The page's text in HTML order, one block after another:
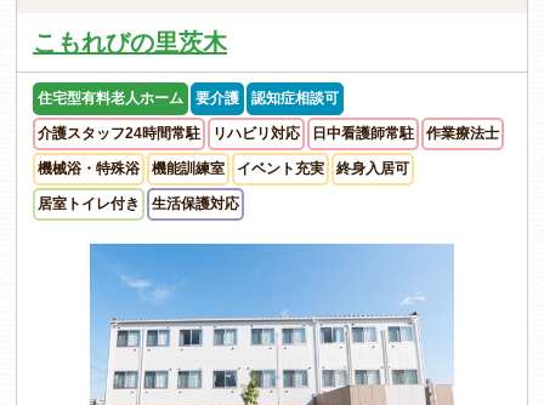
こもれびの里茨木
住宅型有料老人ホーム 要介護 認知症相談可
介護スタッフ24時間常駐 リハビリ対応 日中看護師常駐 作業療法士
機械浴・特殊浴 機能訓練室 イベント充実 終身入居可
居室トイレ付き 生活保護対応